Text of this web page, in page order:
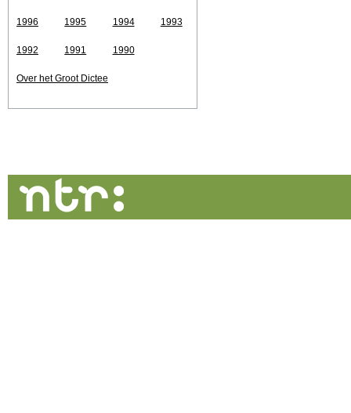
1996 1995 1994 1993
1992 1991 1990
Over het Groot Dictee